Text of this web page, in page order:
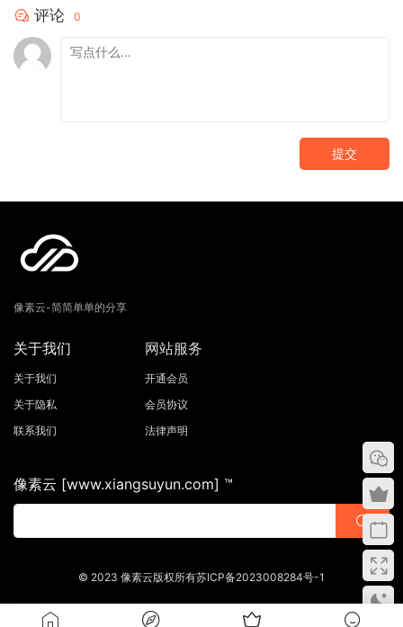
评论 0
提交
像素云-简简单单的分享
关于我们
关于我们
关于隐私
联系我们
网站服务
开通会员
会员协议
法律声明
像素云 [www.xiangsuyun.com] ™
© 2023 像素云版权所有苏ICP备2023008284号-1